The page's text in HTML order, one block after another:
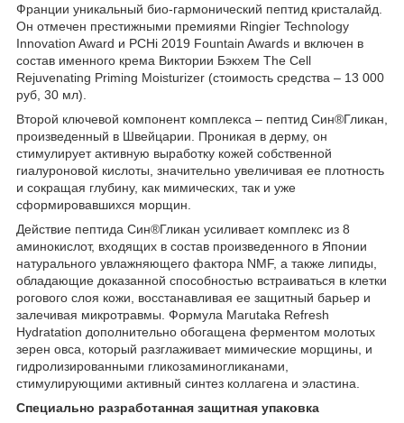
Франции уникальный био-гармонический пептид кристалайд.
Он отмечен престижными премиями Ringier Technology
Innovation Award и PCHi 2019 Fountain Awards и включен в
состав именного крема Виктории Бэкхем The Cell
Rejuvenating Priming Moisturizer (стоимость средства – 13 000
руб, 30 мл).
Второй ключевой компонент комплекса – пептид Син®Гликан,
произведенный в Швейцарии. Проникая в дерму, он
стимулирует активную выработку кожей собственной
гиалуроновой кислоты, значительно увеличивая ее плотность
и сокращая глубину, как мимических, так и уже
сформировавшихся морщин.
Действие пептида Син®Гликан усиливает комплекс из 8
аминокислот, входящих в состав произведенного в Японии
натурального увлажняющего фактора NMF, а также липиды,
обладающие доказанной способностью встраиваться в клетки
рогового слоя кожи, восстанавливая ее защитный барьер и
залечивая микротравмы. Формула Marutaka Refresh
Hydrаtation дополнительно обогащена ферментом молотых
зерен овса, который разглаживает мимические морщины, и
гидролизированными гликозаминогликанами,
стимулирующими активный синтез коллагена и эластина.
Специально разработанная защитная упаковка